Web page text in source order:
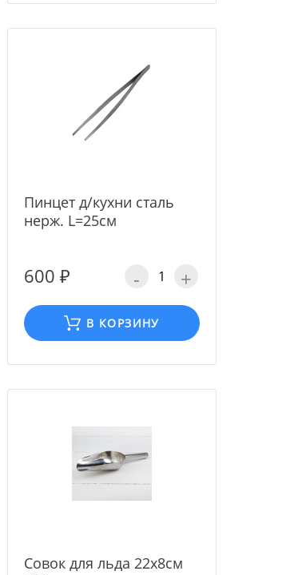
Пинцет д/кухни сталь
нерж. L=25см
600 ₽ - +
В КОРЗИНУ
Совок для льда 22х8см